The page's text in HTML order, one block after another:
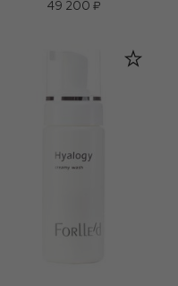
49 200 ₽